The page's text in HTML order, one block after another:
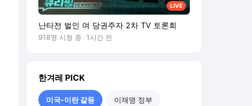
LIVE
난타전 벌인 여 당권주자 2차 TV 토론회
918명 시청 중 1시간 전
한겨레 PICK
미국-이란 갈등 이재명 정부